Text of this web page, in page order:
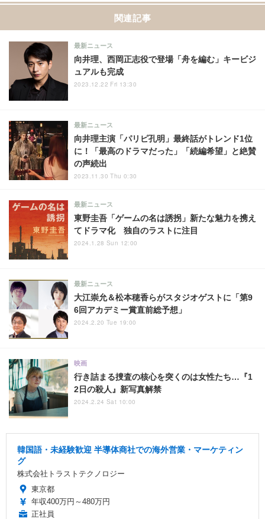
関連記事
向井理、西岡正志役で登場「舟を編む」キービジ
ュアルも完成
最新ニュース
2023.12.22 Fri 13:30
向井理主演「パリピ孔明」最終話がトレンド1位
に！「最高のドラマだった」「続編希望」と絶賛
の声続出
最新ニュース
2023.11.30 Thu 0:30
東野圭吾「ゲームの名は誘拐」新たな魅力を携え
てドラマ化 独自のラストに注目
最新ニュース
2024.1.28 Sun 12:00
大江崇允＆松本穂香らがスタジオゲストに「第9
6回アカデミー賞直前総予想」
最新ニュース
2024.2.20 Tue 19:00
行き詰まる捜査の核心を突くのは女性たち…『1
2日の殺人』新写真解禁
映画
2024.2.24 Sat 10:00
韓国語・未経験歓迎 半導体商社での海外営業・マーケティン
グ
株式会社トラストテクノロジー
東京都
年収400万円～480万円
正社員